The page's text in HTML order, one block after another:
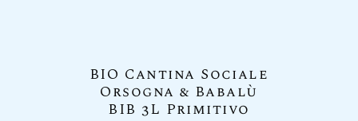
BIO Cantina Sociale
Orsogna & Babalù
BIB 3L Primitivo